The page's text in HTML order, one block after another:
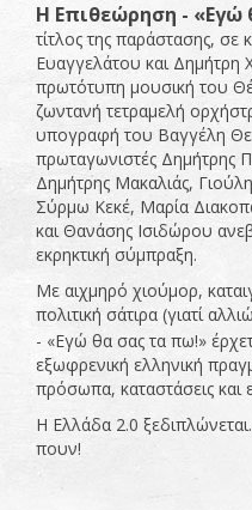
Η Επιθεώρηση -
τίτλος της παράστασης, σε
Ευαγγελάτου και Δημήτρη
πρωτότυπη μουσική του
ζωντανή τετραμελή
υπογραφή του Βαγγέλη
πρωταγωνιστές Δημήτρης
Δημήτρης Μακαλιάς,
Σύρμω Κεκέ, Μαρία
και Θανάσης Ισιδώρου
εκρηκτική σύμπραξη.
Με αιχμηρό χιούμορ,
πολιτική σάτιρα (γιατί
- «Εγώ θα σας τα πω!»
εξωφρενική ελληνική
πρόσωπα, καταστάσεις και
Η Ελλάδα 2.0
πουν!